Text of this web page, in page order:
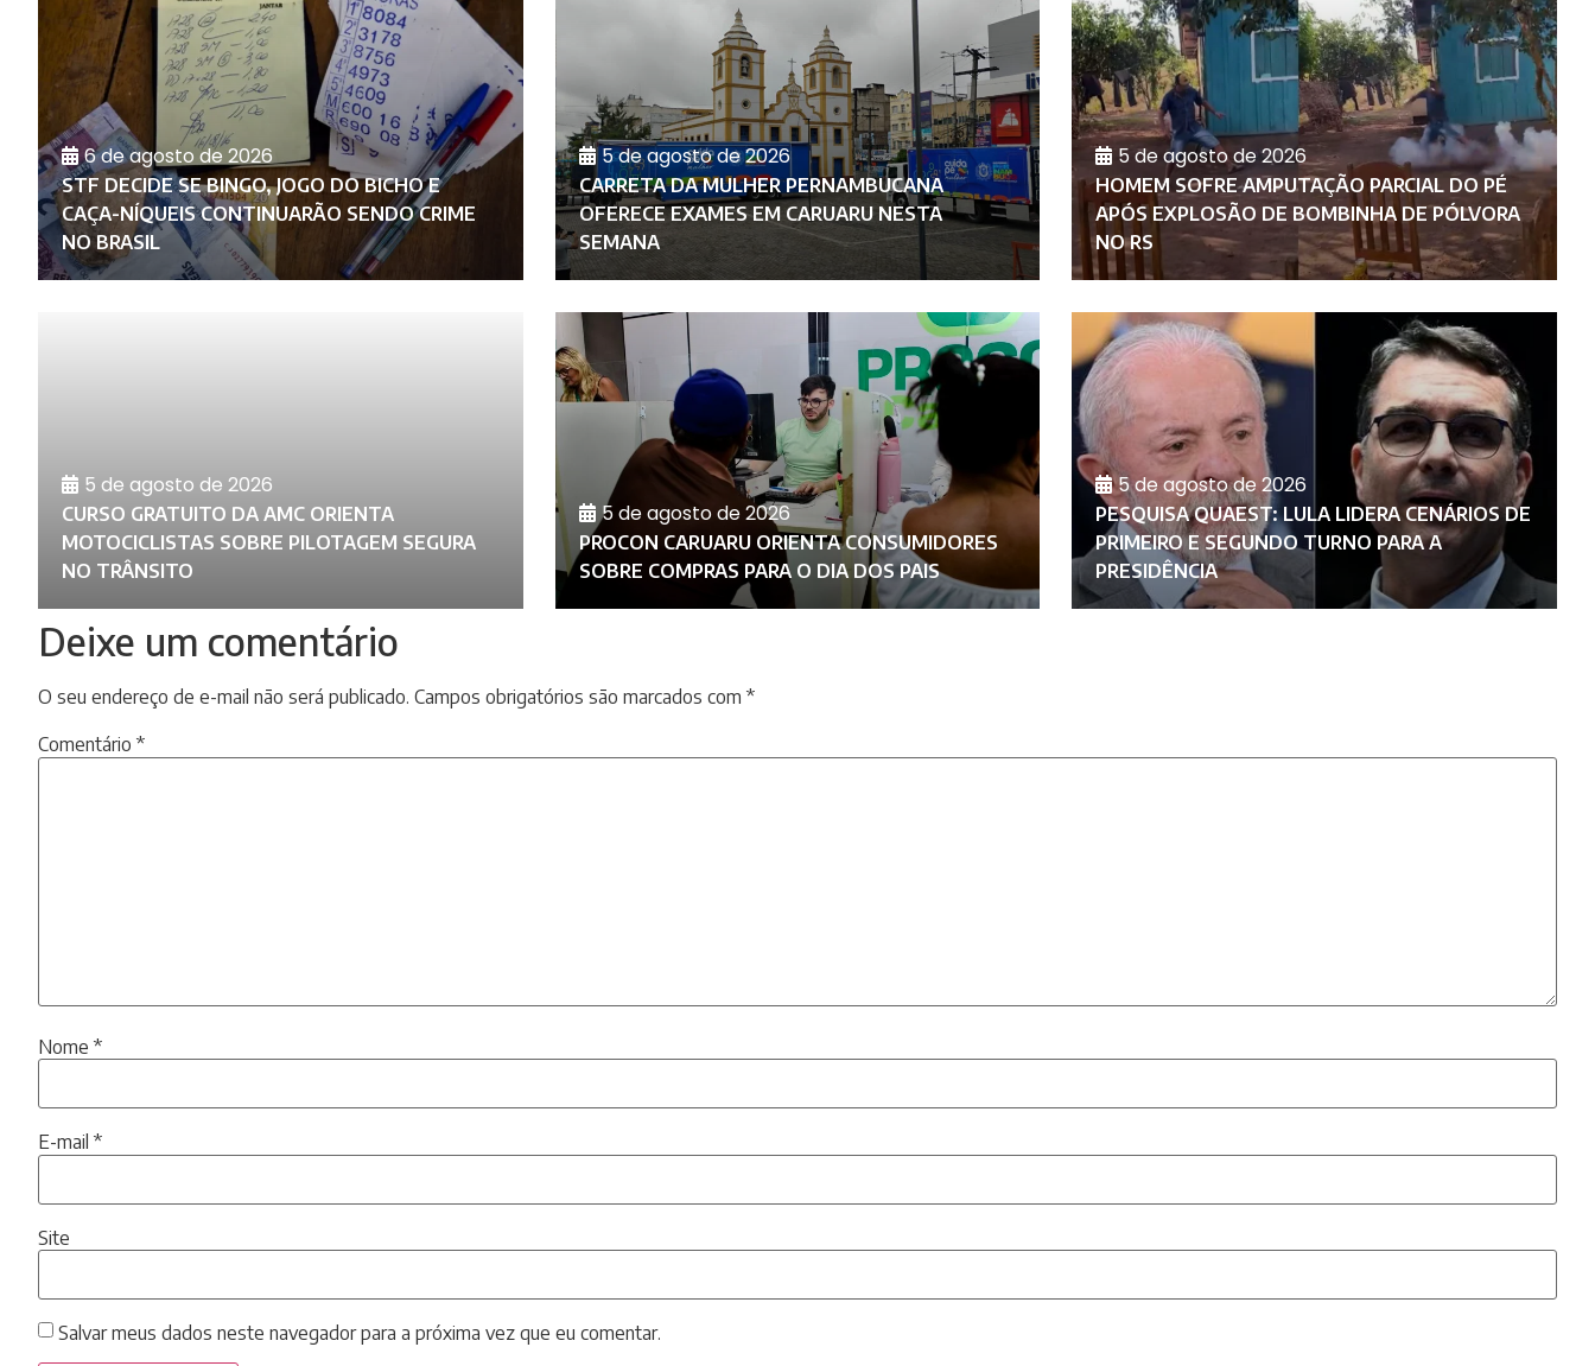
6 de agosto de 2026
STF DECIDE SE BINGO, JOGO DO BICHO E
CAÇA-NÍQUEIS CONTINUARÃO SENDO CRIME
NO BRASIL
5 de agosto de 2026
CARRETA DA MULHER PERNAMBUCANA
OFERECE EXAMES EM CARUARU NESTA
SEMANA
5 de agosto de 2026
HOMEM SOFRE AMPUTAÇÃO PARCIAL DO PÉ
APÓS EXPLOSÃO DE BOMBINHA DE PÓLVORA
NO RS
5 de agosto de 2026
CURSO GRATUITO DA AMC ORIENTA
MOTOCICLISTAS SOBRE PILOTAGEM SEGURA
NO TRÂNSITO
5 de agosto de 2026
PROCON CARUARU ORIENTA CONSUMIDORES
SOBRE COMPRAS PARA O DIA DOS PAIS
5 de agosto de 2026
PESQUISA QUAEST: LULA LIDERA CENÁRIOS DE
PRIMEIRO E SEGUNDO TURNO PARA A
PRESIDÊNCIA
Deixe um comentário
O seu endereço de e-mail não será publicado. Campos obrigatórios são marcados com *
Comentário *
Nome *
E-mail *
Site
Salvar meus dados neste navegador para a próxima vez que eu comentar.